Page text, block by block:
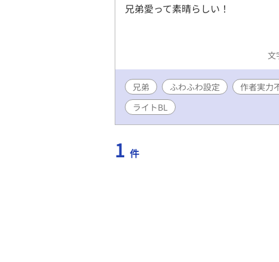
兄弟愛って素晴らしい！
文
兄弟 ふわふわ設定 作者実力
ライトBL
1 件